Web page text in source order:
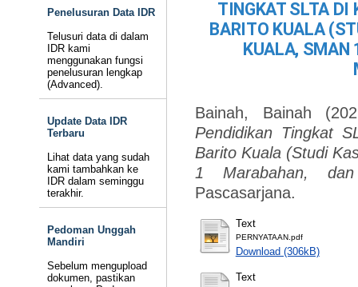
Penelusuran Data IDR
Telusuri data di dalam
IDR kami
menggunakan fungsi
penelusuran lengkap
(Advanced).
Update Data IDR
Terbaru
Lihat data yang sudah
kami tambahkan ke
IDR dalam seminggu
terakhir.
Pedoman Unggah
Mandiri
Sebelum mengupload
dokumen, pastikan
TINGKAT SLTA DI
BARITO KUALA
KUALA, SMAN
Bainah, Bainah
Pendidikan Tingkat
Barito Kuala (Studi
1 Marabahan,
Pascasarjana.
Text
PERNYATAAN.pdf
Download (306kB)
Text